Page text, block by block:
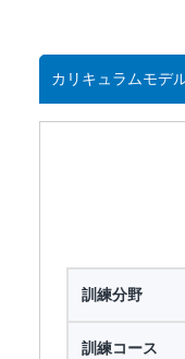
カリキュラムモデ
訓練分野
訓練コース